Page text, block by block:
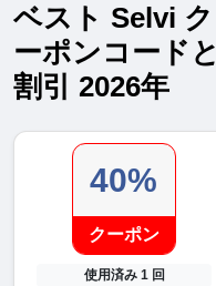
ベスト Selvi ク
ーポンコードと
割引 2026年
40%
クーポン
使用済み 1 回